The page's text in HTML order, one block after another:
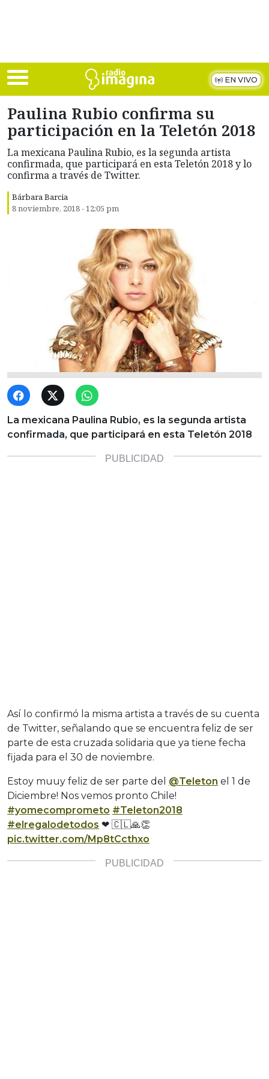
EN VIVO
Paulina Rubio confirma su
participación en la Teletón 2018
La mexicana Paulina Rubio, es la segunda artista
confirmada, que participará en esta Teletón 2018 y lo
confirma a través de Twitter.
Bárbara Barcia
8 noviembre, 2018 - 12:05 pm
La mexicana Paulina Rubio, es la segunda artista
confirmada, que participará en esta Teletón 2018
Así lo confirmó la misma artista a través de su cuenta
de Twitter, señalando que se encuentra feliz de ser
parte de esta cruzada solidaria que ya tiene fecha
fijada para el 30 de noviembre.
Estoy muuy feliz de ser parte del @Teleton el 1 de
Diciembre! Nos vemos pronto Chile!
#yomecomprometo #Teleton2018
#elregalodetodos ❤ 🇨🇱🙏👏
pic.twitter.com/Mp8tCcthxo